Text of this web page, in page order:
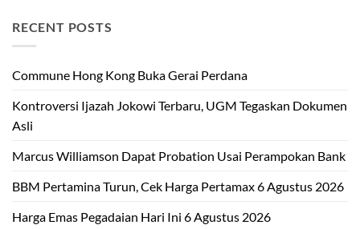
RECENT POSTS
Commune Hong Kong Buka Gerai Perdana
Kontroversi Ijazah Jokowi Terbaru, UGM Tegaskan Dokumen
Asli
Marcus Williamson Dapat Probation Usai Perampokan Bank
BBM Pertamina Turun, Cek Harga Pertamax 6 Agustus 2026
Harga Emas Pegadaian Hari Ini 6 Agustus 2026